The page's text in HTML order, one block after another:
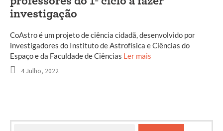
investigação
CoAstro é um projeto de ciência cidadã, desenvolvido por
investigadores do Instituto de Astrofísica e Ciências do
Espaço e da Faculdade de Ciências Ler mais
4 Julho, 2022